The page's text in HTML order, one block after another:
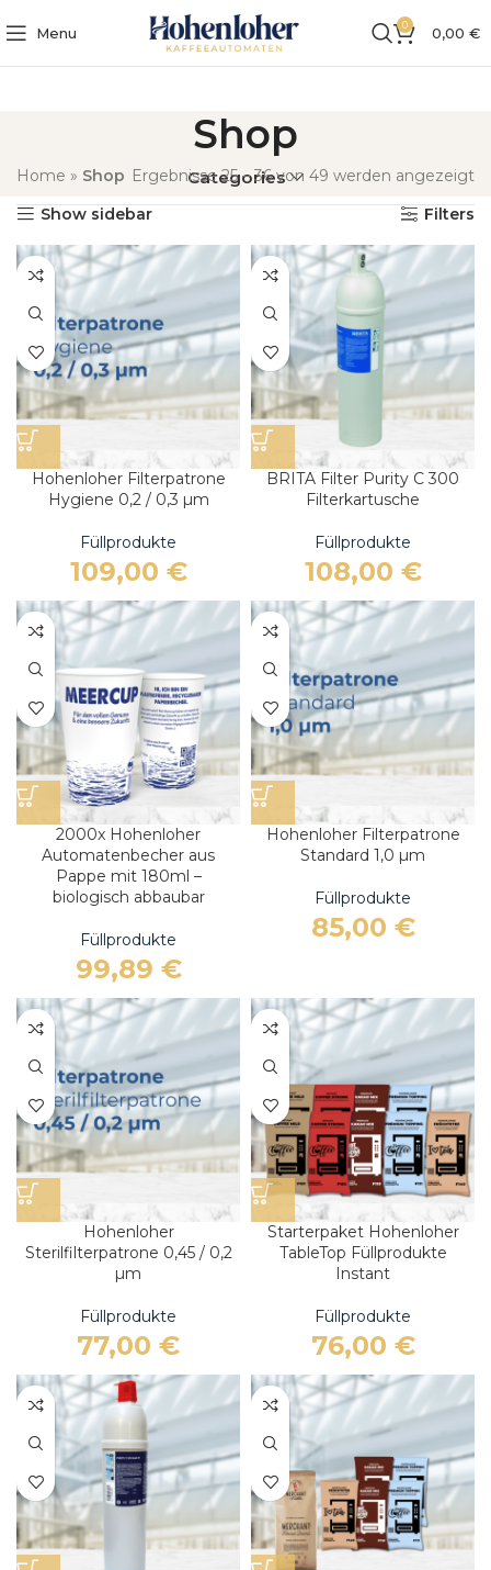
Menu 0 0,00 €
Shop
Categories
Home » Shop Ergebnisse 25 – 36 von 49 werden angezeigt
Show sidebar
Filters
Hohenloher Filterpatrone
Hygiene 0,2 / 0,3 µm
Füllprodukte
109,00 €
BRITA Filter Purity C 300
Filterkartusche
Füllprodukte
108,00 €
2000x Hohenloher
Automatenbecher aus
Pappe mit 180ml –
biologisch abbaubar
Füllprodukte
99,89 €
Hohenloher Filterpatrone
Standard 1,0 µm
Füllprodukte
85,00 €
Hohenloher
Sterilfilterpatrone 0,45 / 0,2
µm
Füllprodukte
77,00 €
Starterpaket Hohenloher
TableTop Füllprodukte
Instant
Füllprodukte
76,00 €